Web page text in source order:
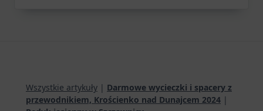
Wszystkie artykuły | Darmowe wycieczki i spacery z
przewodnikiem, Krościenko nad Dunajcem 2024 |